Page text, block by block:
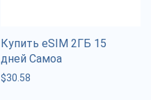
Купить eSIM 2ГБ 15
дней Самоа
$30.58